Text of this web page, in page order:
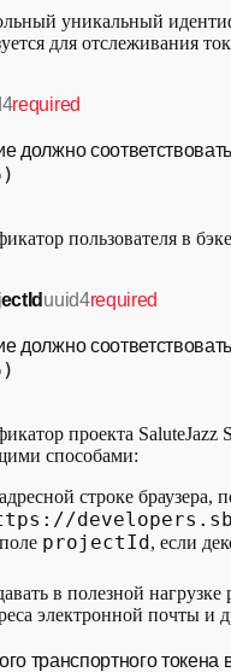
уникальный
для отслеживания
required
должно
пользователя в
uuid4required
должно
проекта
способами:
строке браузера,
projectId, если
в полезной
электронной почты и
транспортного токена